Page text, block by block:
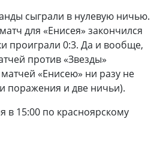
сыграли в нулевую ничью.
для «Енисея» закончился
проиграли 0:3. Да и вообще,
против «Звезды»
«Енисею» ни разу не
поражения и две ничьи).
в 15:00 по красноярскому